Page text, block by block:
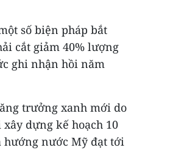
số biện pháp bắt
cắt giảm 40% lượng
ghi nhận hồi năm
trưởng xanh mới do
dựng kế hoạch 10
hướng nước Mỹ đạt tới